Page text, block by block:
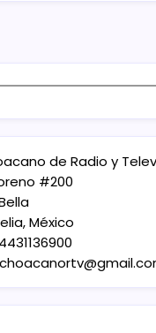
de Radio y
#200
México